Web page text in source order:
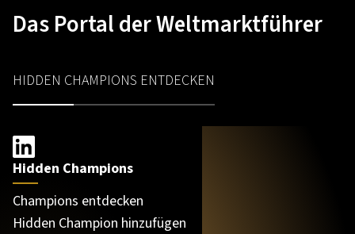
Das Portal der Weltmarktführer
HIDDEN CHAMPIONS ENTDECKEN
Hidden Champions
Champions entdecken
Hidden Champion hinzufügen